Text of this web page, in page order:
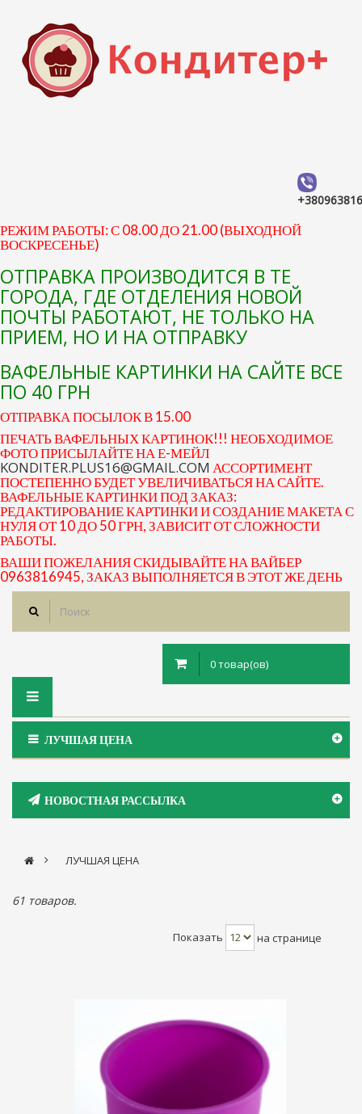
РЕЖИМ РАБОТЫ: С 08.00 ДО 21.00 (ВЫХОДНОЙ
ВОСКРЕСЕНЬЕ)
ОТПРАВКА ПРОИЗВОДИТСЯ В ТЕ
ГОРОДА, ГДЕ ОТДЕЛЕНИЯ НОВОЙ
ПОЧТЫ РАБОТАЮТ, НЕ ТОЛЬКО НА
ПРИЕМ, НО И НА ОТПРАВКУ
ВАФЕЛЬНЫЕ КАРТИНКИ НА САЙТЕ ВСЕ
ПО 40 ГРН
ОТПРАВКА ПОСЫЛОК В 15.00
ПЕЧАТЬ ВАФЕЛЬНЫХ КАРТИНОК!!! НЕОБХОДИМОЕ
ФОТО ПРИСЫЛАЙТЕ НА Е-МЕЙЛ
KONDITER.PLUS16@GMAIL.COM АССОРТИМЕНТ
ПОСТЕПЕННО БУДЕТ УВЕЛИЧИВАТЬСЯ НА САЙТЕ.
ВАФЕЛЬНЫЕ КАРТИНКИ ПОД ЗАКАЗ:
РЕДАКТИРОВАНИЕ КАРТИНКИ И СОЗДАНИЕ МАКЕТА С
НУЛЯ ОТ 10 ДО 50 ГРН, ЗАВИСИТ ОТ СЛОЖНОСТИ
РАБОТЫ.
ВАШИ ПОЖЕЛАНИЯ СКИДЫВАЙТЕ НА ВАЙБЕР
0963816945, ЗАКАЗ ВЫПОЛНЯЕТСЯ В ЭТОТ ЖЕ ДЕНЬ
0 товар(ов)
Toggle
ЛУЧШАЯ ЦЕНА
НОВОСТНАЯ РАССЫЛКА
> ЛУЧШАЯ ЦЕНА
61 товаров.
Показать на странице